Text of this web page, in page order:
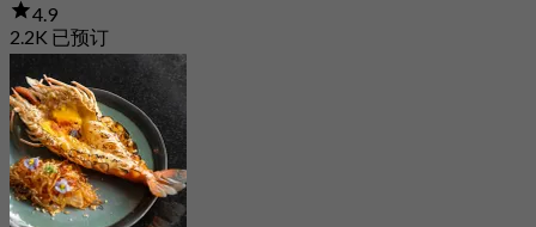
4.9
2.2K 已预订